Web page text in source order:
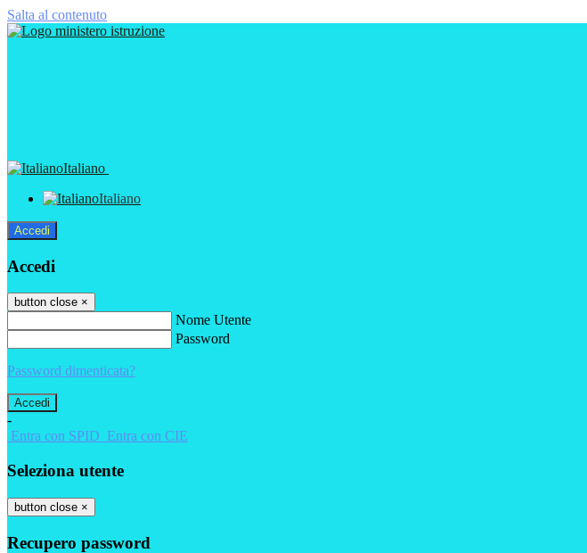
Salta al contenuto
Italiano
Italiano
Accedi
Accedi
button close ×
Nome Utente
Password
Password dimenticata?
-
Entra con SPID Entra con CIE
Seleziona utente
button close ×
Recupero password